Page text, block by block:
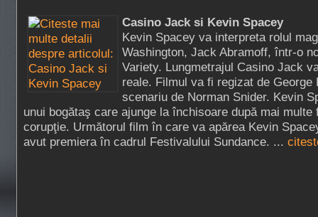
Casino Jack si Kevin Spacey
Kevin Spacey va interpreta rolul
Washington, Jack Abramoff, într-o
Variety. Lungmetrajul Casino Jack
reale. Filmul va fi regizat de George
scenariu de Norman Snider. Kevin
unui bogătaş care ajunge la închisoare după mai multe
corupţie. Următorul film în care va apărea Kevin
avut premiera în cadrul Festivalului Sundance. ...